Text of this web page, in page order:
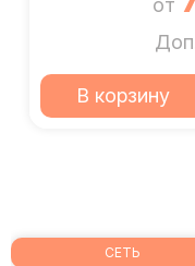
от
В корзину
СЕТЬ